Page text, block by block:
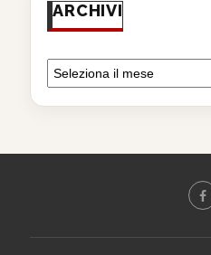
ARCHIVI